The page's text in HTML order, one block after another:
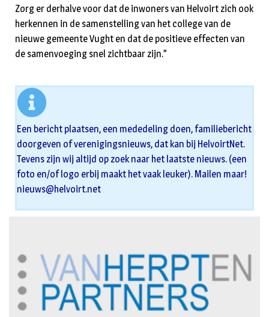
Zorg er derhalve voor dat de inwoners van Helvoirt zich ook
herkennen in de samenstelling van het college van de
nieuwe gemeente Vught en dat de positieve effecten van
de samenvoeging snel zichtbaar zijn.”
Een bericht plaatsen, een mededeling doen, familiebericht
doorgeven of verenigingsnieuws, dat kan bij HelvoirtNet.
Tevens zijn wij altijd op zoek naar het laatste nieuws. (een
foto en/of logo erbij maakt het vaak leuker). Mailen maar!
nieuws@helvoirt.net